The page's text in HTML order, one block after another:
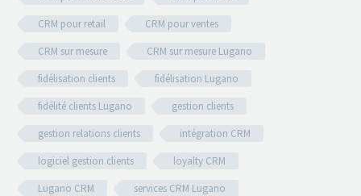
CRM pour retail
CRM pour ventes
CRM sur mesure
CRM sur mesure Lugano
fidélisation clients
fidélisation Lugano
fidélité clients Lugano
gestion clients
gestion relations clients
intégration CRM
logiciel gestion clients
loyalty CRM
Lugano CRM
services CRM Lugano